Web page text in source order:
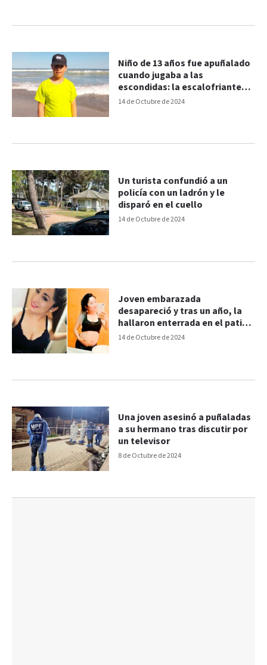
14 de Octubre de 2024
Niño de 13 años fue apuñalado
cuando jugaba a las
escondidas: la escalofriante
hipótesis
14 de Octubre de 2024
Un turista confundió a un
policía con un ladrón y le
disparó en el cuello
14 de Octubre de 2024
Joven embarazada
desapareció y tras un año, la
hallaron enterrada en el patio
de un amigo
8 de Octubre de 2024
Una joven asesinó a puñaladas
a su hermano tras discutir por
un televisor